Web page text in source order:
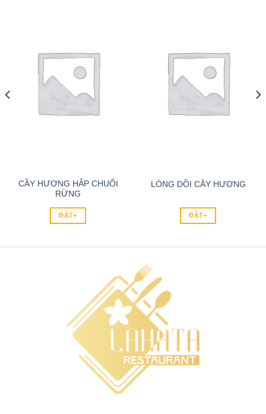
CẦY HƯƠNG HẤP CHUỐI
RỪNG
ĐẶT+
LÒNG DỒI CÂY HƯƠNG
ĐẶT+